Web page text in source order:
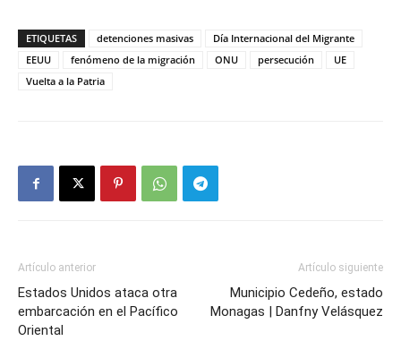
ETIQUETAS detenciones masivas
Día Internacional del Migrante
EEUU
fenómeno de la migración ONU persecución
UE
Vuelta a la Patria
Artículo anterior
Estados Unidos ataca otra
embarcación en el Pacífico
Oriental
Artículo siguiente
Municipio Cedeño, estado
Monagas | Danfny Velásquez